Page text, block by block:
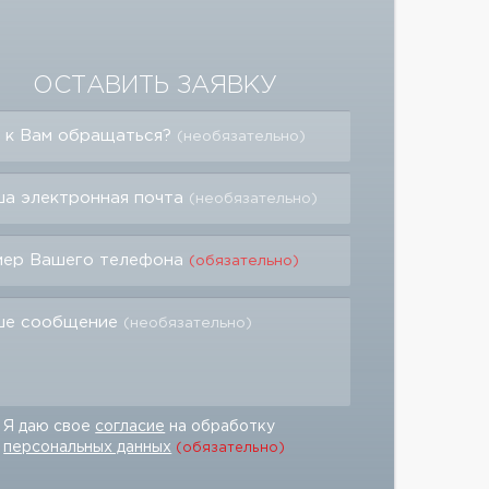
ОСТАВИТЬ ЗАЯВКУ
к Вам обращаться? (необязательно)
электронная почта (необязательно)
Вашего телефона (обязательно)
сообщение (необязательно)
Я даю свое согласие на обработку
персональных данных (обязательно)